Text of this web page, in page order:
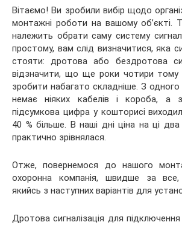
Вітаємо! Ви зробили вибір щодо
монтажні роботи на вашому об’єкті.
належить обрати саму систему
простому, вам слід визначитися, яка
стояти: дротова або бездротова
відзначити, що ще роки чотири тому
зробити набагато складніше. З
немає ніяких кабелів і короба, а
підсумкова цифра у кошторисі
40 % більше. В наші дні ціна на ці
практично зрівнялася.
Отже, повернемося до нашого
охоронна компанія, швидше за
якийсь з наступних варіантів для
Дротова сигналізація для